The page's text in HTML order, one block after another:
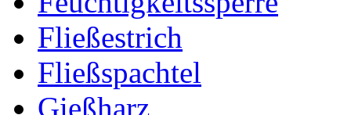
Fließestrich
Fließspachtel
Gießharz